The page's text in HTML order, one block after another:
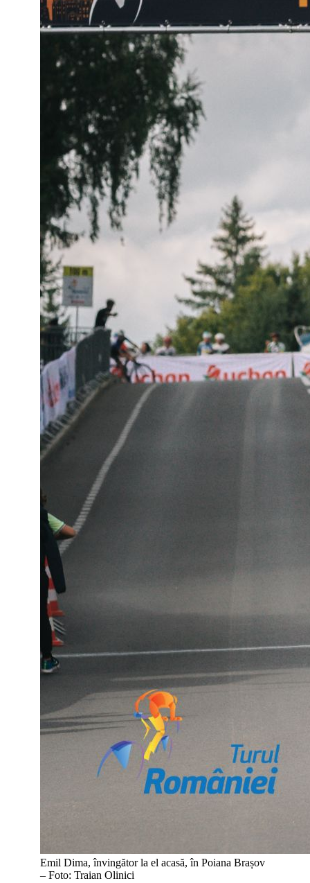
Emil Dima, învingător la el acasă, în Poiana Brașov
– Foto: Traian Olinici